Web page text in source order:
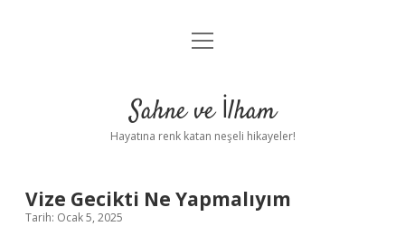
Anasayfa
Yasal Uyarı
menüyü
Sahne ve İlham
Hayatına renk katan neşeli hikayeler!
Vize Gecikti Ne Yapmalıyım
Tarih: Ocak 5, 2025